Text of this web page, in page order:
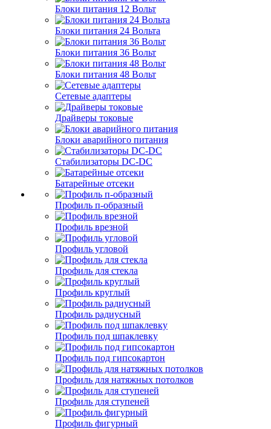
Блоки питания 12 Вольт
Блоки питания 24 Вольта
Блоки питания 36 Вольт
Блоки питания 48 Вольт
Сетевые адаптеры
Драйверы токовые
Блоки аварийного питания
Стабилизаторы DC-DC
Батарейные отсеки
Профиль п-образный
Профиль врезной
Профиль угловой
Профиль для стекла
Профиль круглый
Профиль радиусный
Профиль под шпаклевку
Профиль под гипсокартон
Профиль для натяжных потолков
Профиль для ступеней
Профиль фигурный